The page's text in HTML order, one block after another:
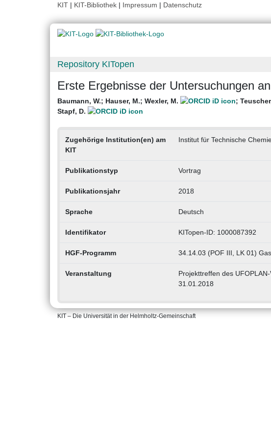
KIT | KIT-Bibliothek | Impressum | Datenschutz
Repository KITopen
Erste Ergebnisse der Untersuchungen
Baumann, W.; Hauser, M.; Wexler, M. ;
Stapf, D.
Zugehörige Institution(en) am
KIT
Institut für Technische
Publikationstyp Vortrag
Publikationsjahr 2018
Sprache Deutsch
Identifikator KITopen-ID: 1000087392
HGF-Programm 34.14.03 (POF III, LK 01)
Veranstaltung
Projekttreffen des
31.01.2018
KIT – Die Universität in der Helmholtz-Gemeinschaft